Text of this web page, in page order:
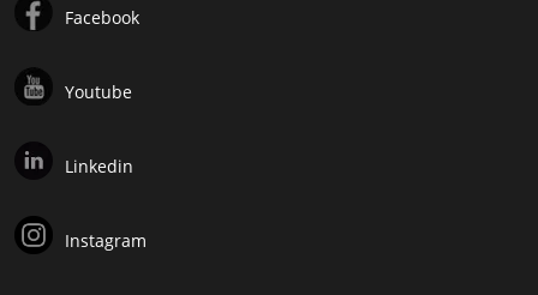
Facebook
Youtube
Linkedin
Instagram